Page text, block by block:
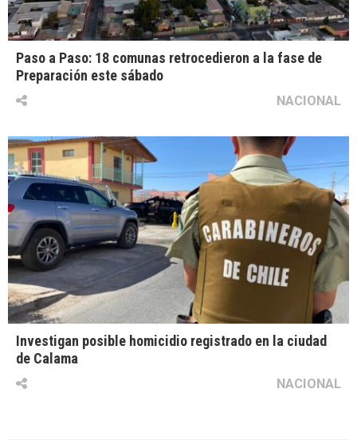
Paso a Paso: 18 comunas retrocedieron a la fase de
Preparación este sábado
NACIONAL
Investigan posible homicidio registrado en la ciudad
de Calama
NACIONAL